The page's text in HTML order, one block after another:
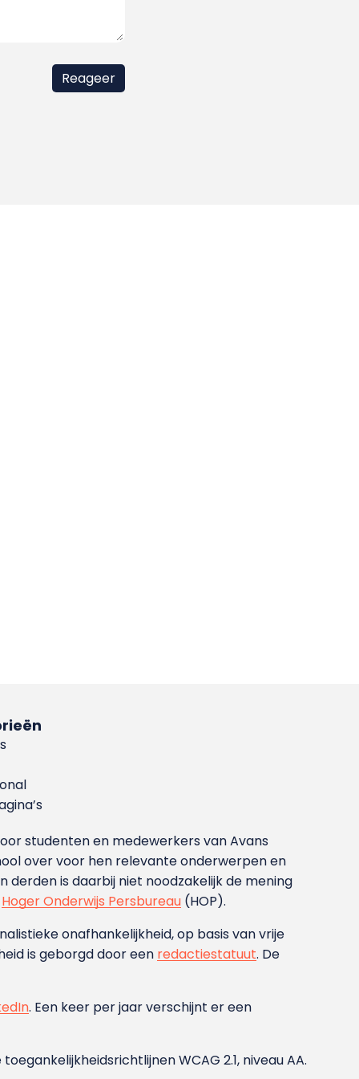
studenten en medewerkers van Avans
over voor hen relevante onderwerpen en
is daarbij niet noodzakelijk de mening
Hoger Onderwijs Persbureau (HOP).
onafhankelijkheid, op basis van vrije
is geborgd door een redactiestatuut. De
. Een keer per jaar verschijnt er een
WCAG 2.1, niveau AA.